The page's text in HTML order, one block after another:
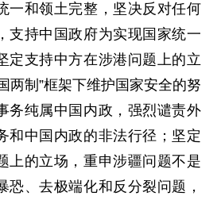
一和领土完整，坚决反对任何
支持中国政府为实现国家统一
定支持中方在涉港问题上的立
两制”框架下维护国家安全的努
务纯属中国内政，强烈谴责外
和中国内政的非法行径；坚定
上的立场，重申涉疆问题不是
恐、去极端化和反分裂问题，